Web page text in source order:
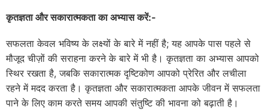
कृतज्ञता और सकारात्मकता का अभ्यास करें:-
सफलता केवल भविष्य के लक्ष्यों के बारे में नहीं है; यह आपके पास पहले से
मौजूद चीज़ों की सराहना करने के बारे में भी है। कृतज्ञता का अभ्यास आपको
स्थिर रखता है, जबकि सकारात्मक दृष्टिकोण आपको प्रेरित और लचीला
रहने में मदद करता है। कृतज्ञता और सकारात्मकता आपके जीवन में सफलता
पाने के लिए काम करते समय आपकी संतुष्टि की भावना को बढ़ाती है।